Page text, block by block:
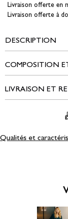
Livraison offerte en
Livraison offerte à
DESCRIPTION
tops
unis
COMPOSITION
Tissu principal :
Composition et
LIVRAISON ET
NOS MODES
GRATUIT
3 à 5 jours
Colissimo Domicile :
Qualités et